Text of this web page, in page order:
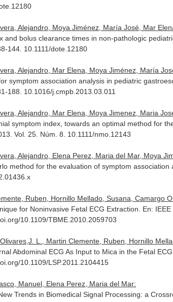
Alejandro, Moya Jiménez, María José, Mar
and bolus clearance times in non-pathologic
144. 10.1111/dote.12180
Alejandro, Mar Elena, Moya Jiménez, María
symptom association analysis in pediatric
188. 10.1016/j.cmpb.2013.03.011
Alejandro, Mar Elena, Moya Jimenez, Maria
symptom index, towards an optimal method for
Vol. 25. Núm. 8. 10.1111/nmo.12143
Alejandro, Elena Perez, Maria del Mar, Moya
method for the evaluation of symptom association
Ruben, Hornillo Mellado, Susana, Camargo
for Noninvasive Fetal ECG Extraction. En:
10.1109/TBME.2010.2059703
L., Martin Clemente, Ruben, Hornillo
Abdominal ECG As Input to Mica in the Fetal
10.1109/LSP.2011.2104415
Manuel, Elena Perez, Maria del Mar:
Trends in Biomedical Signal Processing: a